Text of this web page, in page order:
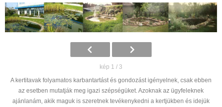
kép 1 / 3
A kertitavak folyamatos karbantartást és gondozást igényelnek, csak ebben
az esetben mutatják meg igazi szépségüket. Azoknak az ügyfeleknek
ajánlanám, akik maguk is szeretnek tevékenykedni a kertjükben és idejük